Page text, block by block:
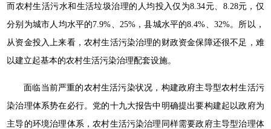
而农村生活污水和生活垃圾治理的人均投入仅为8.34元、8.28元，仅
分别为城市人均水平的7.9%、25%，县城水平的8.4%、32%。所以，
从资金投入上来看，农村生活污染治理的财政资金保障还很不足，难
以建立起基本的农村生活污染治理配套设施。
面临当前严重的农村生活污染状况，构建政府主导型农村生活污
染治理体系势在必行。党的十九大报告中明确提出要构建起以政府为
主导的环境治理体系，农村生活污染治理同样需要政府主导型治理体